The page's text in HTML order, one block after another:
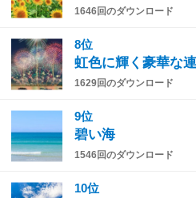
1646回のダウンロード
8位
虹色に輝く豪華な
1629回のダウンロード
9位
碧い海
1546回のダウンロード
10位